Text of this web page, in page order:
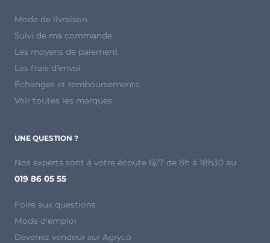
Mode de livraison
Suivi de ma commande
Les moyens de paiement
Les frais d'envoi
Échanges et remboursements
Voir toutes les marques
UNE QUESTION ?
Nos experts sont à votre écoute 6j/7 de 8h à 18h30 au
019 86 05 55
Foire aux questions
Mode d'emploi
Devenez vendeur sur Agryco